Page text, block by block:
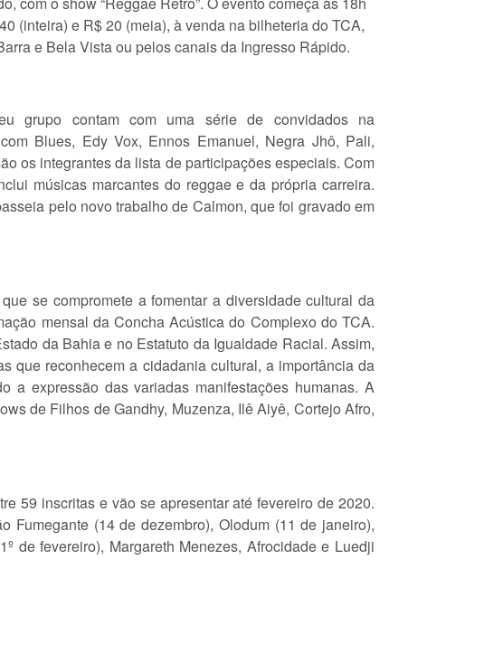
(inteira) e R$ 20 (meia), à venda na bilheteria do TCA,
e Bela Vista ou pelos canais da Ingresso Rápido.
grupo contam com uma série de convidados na
Blues, Edy Vox, Ennos Emanuel, Negra Jhô, Pali,
os integrantes da lista de participações especiais. Com
músicas marcantes do reggae e da própria carreira.
pelo novo trabalho de Calmon, que foi gravado em
se compromete a fomentar a diversidade cultural da
mensal da Concha Acústica do Complexo do TCA.
da Bahia e no Estatuto da Igualdade Racial. Assim,
que reconhecem a cidadania cultural, a importância da
a expressão das variadas manifestações humanas. A
de Filhos de Gandhy, Muzenza, Ilê Aiyê, Cortejo Afro,
59 inscritas e vão se apresentar até fevereiro de 2020.
(14 de dezembro), Olodum (11 de janeiro),
de fevereiro), Margareth Menezes, Afrocidade e Luedji